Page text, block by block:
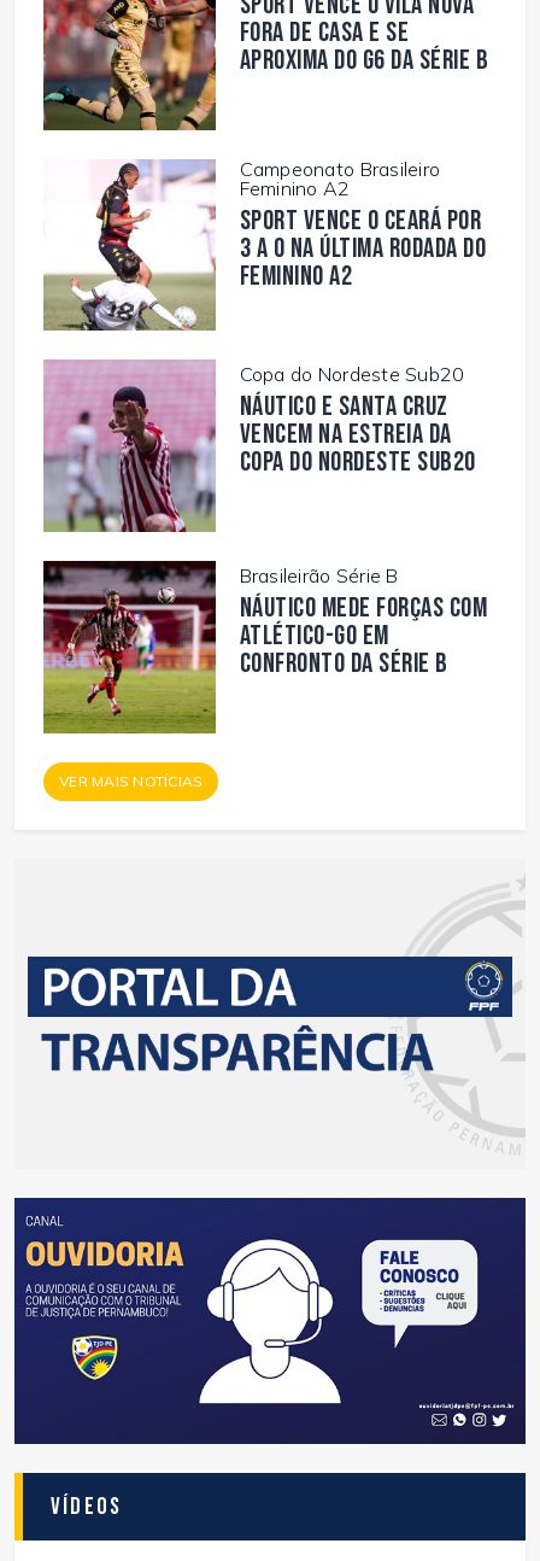
fora de casa e se
aproxima do G6 da Série B
Campeonato Brasileiro
Feminino A2
Sport vence o Ceará por
3 a 0 na última rodada do
Feminino A2
Copa do Nordeste Sub20
Náutico e Santa Cruz
vencem na estreia da
Copa do Nordeste Sub20
Brasileirão Série B
Náutico mede forças com
Atlético-GO em
confronto da Série B
VER MAIS NOTÍCIAS
Vídeos